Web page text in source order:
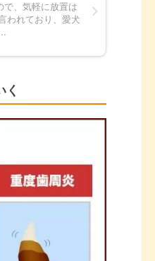
で、気軽に放置は
われており、愛犬
く